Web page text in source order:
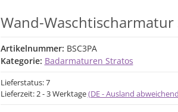
Wand-
Artikelnummer: BSC3PA
Kategorie: Badarmaturen Stratos
Lieferstatus: 7
Lieferzeit:2 - 3 Werktage(DE - Ausland